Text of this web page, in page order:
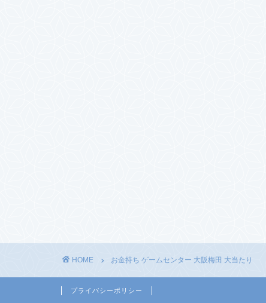
HOME お金持ち ゲームセンター 大阪梅田 大当たり
プライバシーポリシー